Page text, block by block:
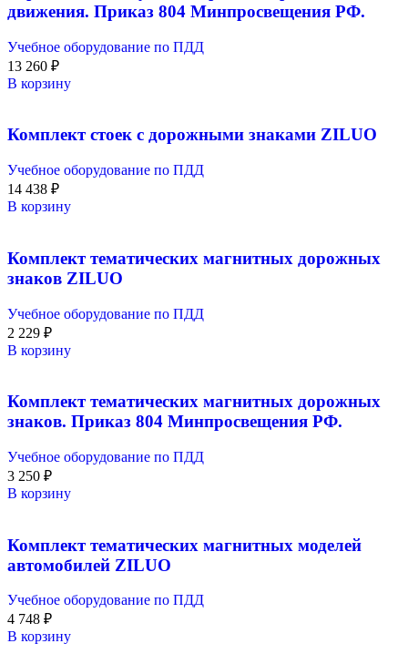
движения. Приказ 804 Минпросвещения РФ.
Учебное оборудование по ПДД
13 260 ₽
В корзину
Комплект стоек с дорожными знаками ZILUO
Учебное оборудование по ПДД
14 438 ₽
В корзину
Комплект тематических магнитных дорожных
знаков ZILUO
Учебное оборудование по ПДД
2 229 ₽
В корзину
Комплект тематических магнитных дорожных
знаков. Приказ 804 Минпросвещения РФ.
Учебное оборудование по ПДД
3 250 ₽
В корзину
Комплект тематических магнитных моделей
автомобилей ZILUO
Учебное оборудование по ПДД
4 748 ₽
В корзину